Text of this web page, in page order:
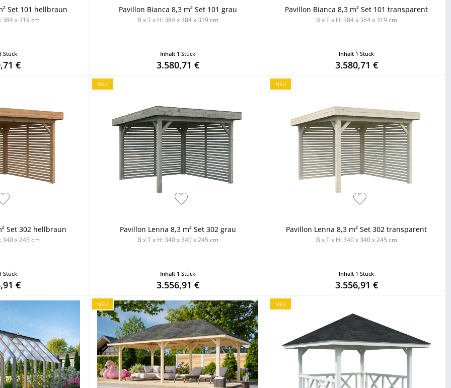
Set 101 hellbraun
384 x 319 cm
Stück
€
Pavillon Bianca 8,3 m² Set 101 grau
B x T x H: 384 x 384 x 319 cm
Inhalt 1 Stück
3.580,71 €
Pavillon Bianca 8,3 m² Set 101 transparent
B x T x H: 384 x 384 x 319 cm
Inhalt 1 Stück
3.580,71 €
Set 302 hellbraun
340 x 245 cm
Stück
€
NEU
Pavillon Lenna 8,3 m² Set 302 grau
B x T x H: 340 x 340 x 245 cm
Inhalt 1 Stück
3.556,91 €
NEU
Pavillon Lenna 8,3 m² Set 302 transparent
B x T x H: 340 x 340 x 245 cm
Inhalt 1 Stück
3.556,91 €
NEU NEU